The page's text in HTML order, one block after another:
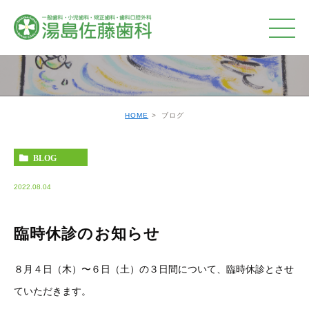
HOME ブログ
BLOG
2022.08.04
臨時休診のお知らせ
８月４日（木）〜６日（土）の３日間について、臨時休診とさせ
ていただきます。